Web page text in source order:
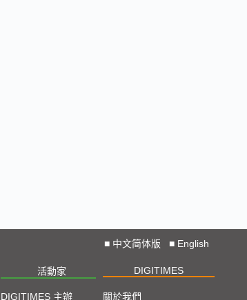
■ 中文简体版 ■ English
活動家 DIGITIMES
DIGITIMES 主辦
關於我們